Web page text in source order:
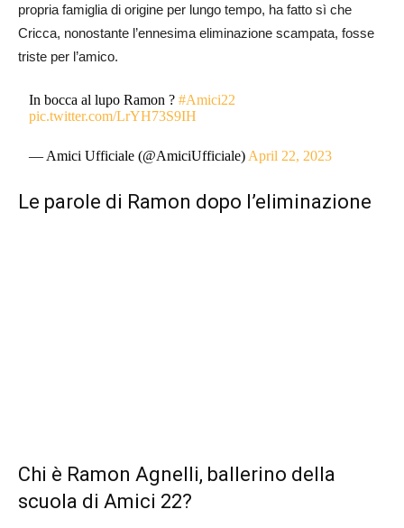
propria famiglia di origine per lungo tempo, ha fatto sì che
Cricca, nonostante l’ennesima eliminazione scampata, fosse
triste per l’amico.
In bocca al lupo Ramon ?#Amici22
pic.twitter.com/LrYH73S9IH
— Amici Ufficiale (@AmiciUfficiale) April 22, 2023
Le parole di Ramon dopo l’eliminazione
Chi è Ramon Agnelli, ballerino della
scuola di Amici 22?